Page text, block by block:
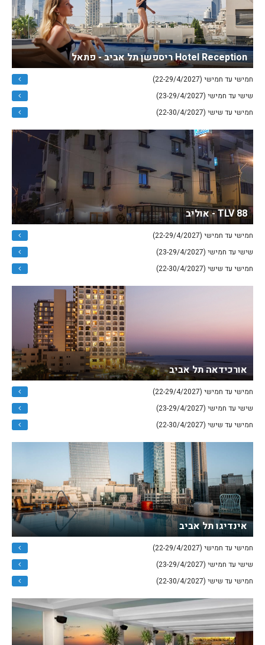
Hotel Reception ריספשן תל אביב - פתאל
חמישי עד חמישי (22-29/4/2027)
שישי עד חמישי (23-29/4/2027)
חמישי עד שישי (22-30/4/2027)
TLV 88 - אוליב
חמישי עד חמישי (22-29/4/2027)
שישי עד חמישי (23-29/4/2027)
חמישי עד שישי (22-30/4/2027)
אורכידאה תל אביב
חמישי עד חמישי (22-29/4/2027)
שישי עד חמישי (23-29/4/2027)
חמישי עד שישי (22-30/4/2027)
אינדיגו תל אביב
חמישי עד חמישי (22-29/4/2027)
שישי עד חמישי (23-29/4/2027)
חמישי עד שישי (22-30/4/2027)